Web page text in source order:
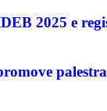
2025 e